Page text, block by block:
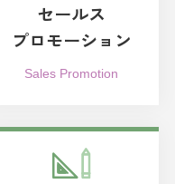
セールス
プロモーション
Sales Promotion